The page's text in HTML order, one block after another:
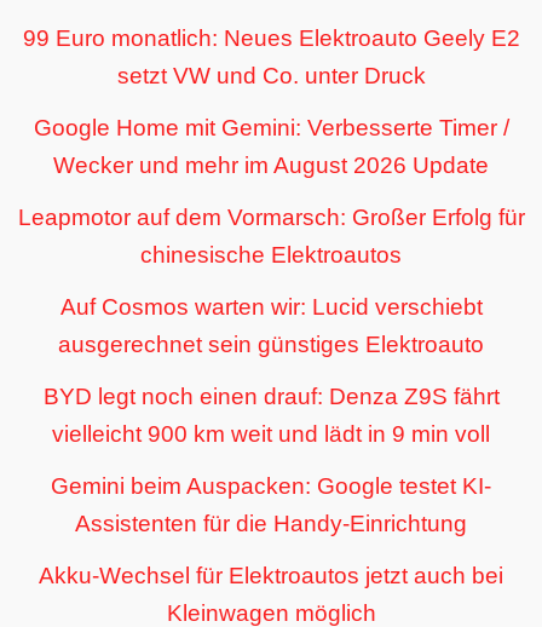
99 Euro monatlich: Neues Elektroauto Geely E2
setzt VW und Co. unter Druck
Google Home mit Gemini: Verbesserte Timer /
Wecker und mehr im August 2026 Update
Leapmotor auf dem Vormarsch: Großer Erfolg für
chinesische Elektroautos
Auf Cosmos warten wir: Lucid verschiebt
ausgerechnet sein günstiges Elektroauto
BYD legt noch einen drauf: Denza Z9S fährt
vielleicht 900 km weit und lädt in 9 min voll
Gemini beim Auspacken: Google testet KI-
Assistenten für die Handy-Einrichtung
Akku-Wechsel für Elektroautos jetzt auch bei
Kleinwagen möglich